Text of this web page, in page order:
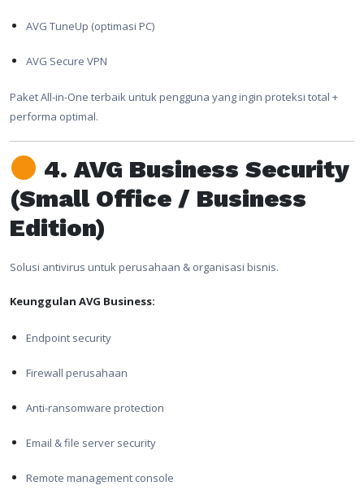
AVG TuneUp (optimasi PC)
AVG Secure VPN
Paket All-in-One terbaik untuk pengguna yang ingin proteksi total +
performa optimal.
4. AVG Business Security
(Small Office / Business
Edition)
Solusi antivirus untuk perusahaan & organisasi bisnis.
Keunggulan AVG Business:
Endpoint security
Firewall perusahaan
Anti-ransomware protection
Email & file server security
Remote management console